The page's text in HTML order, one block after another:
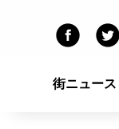
街ニュース